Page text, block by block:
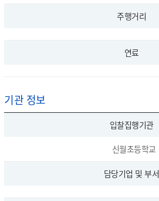
주행거리
연료
기관 정보
입찰집행기관
신월초등학교
담당기업 및 부서